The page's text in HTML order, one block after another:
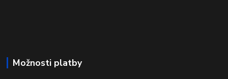
Možnosti platby